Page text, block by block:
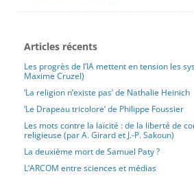
Articles récents
Les progrès de l’IA mettent en tension les
Maxime Cruzel)
‘La religion n’existe pas’ de Nathalie Heinich
‘Le Drapeau tricolore’ de Philippe Foussier
Les mots contre la laïcité : de la liberté de
religieuse (par A. Girard et J.-P. Sakoun)
La deuxième mort de Samuel Paty ?
L’ARCOM entre sciences et médias